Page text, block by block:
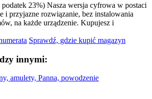
podatek 23%) Nasza wersja cyfrowa w postaci
i przyjazne rozwiązanie, bez instalowania
na każde urządzenie. Kupujesz i
Sprawdź, gdzie kupić magazyn
innymi: